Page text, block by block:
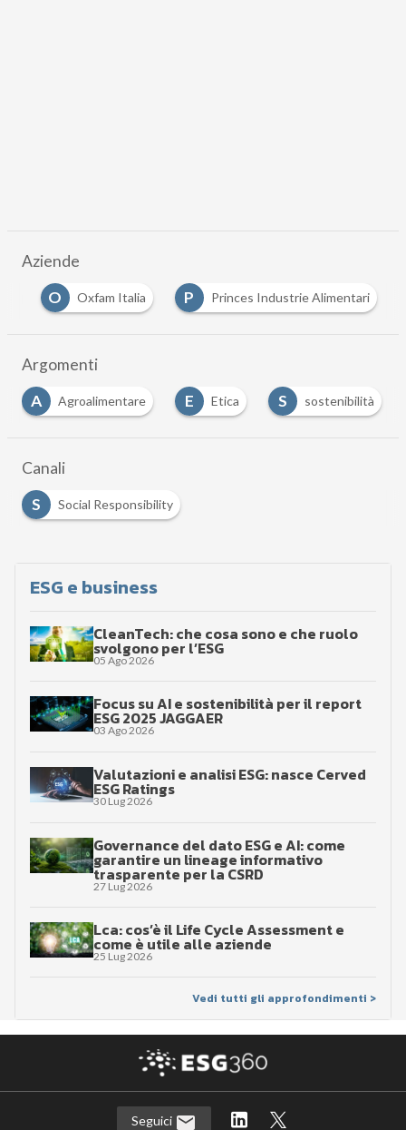
Aziende
O Oxfam Italia P
Princes Industrie Alimentari
Argomenti
A
Agroalimentare E Etica S sostenibilità
Canali
S
Social Responsibility
ESG e business
CleanTech: che cosa sono e che ruolo
svolgono per l’ESG
05 Ago 2026
Focus su AI e sostenibilità per il report
ESG 2025 JAGGAER
03 Ago 2026
Valutazioni e analisi ESG: nasce Cerved
ESG Ratings
30 Lug 2026
Governance del dato ESG e AI: come
garantire un lineage informativo
trasparente per la CSRD
27 Lug 2026
Lca: cos’è il Life Cycle Assessment e
come è utile alle aziende
25 Lug 2026
Vedi tutti gli approfondimenti >
Seguici